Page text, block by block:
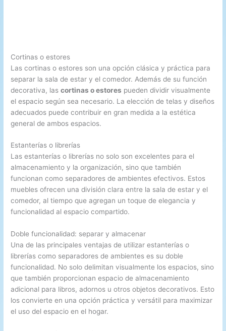
Cortinas o estores
Las cortinas o estores son una opción clásica y práctica para
separar la sala de estar y el comedor. Además de su función
decorativa, lascortinas o estores pueden dividir visualmente
el espacio según sea necesario. La elección de telas y diseños
adecuados puede contribuir en gran medida a la estética
general de ambos espacios.
Estanterías o librerías
Las estanterías o librerías no solo son excelentes para el
almacenamiento y la organización, sino que también
funcionan como separadores de ambientes efectivos. Estos
muebles ofrecen una división clara entre la sala de estar y el
comedor, al tiempo que agregan un toque de elegancia y
funcionalidad al espacio compartido.
Doble funcionalidad: separar y almacenar
Una de las principales ventajas de utilizar estanterías o
librerías como separadores de ambientes es su doble
funcionalidad. No solo delimitan visualmente los espacios, sino
que también proporcionan espacio de almacenamiento
adicional para libros, adornos u otros objetos decorativos. Esto
los convierte en una opción práctica y versátil para maximizar
el uso del espacio en el hogar.